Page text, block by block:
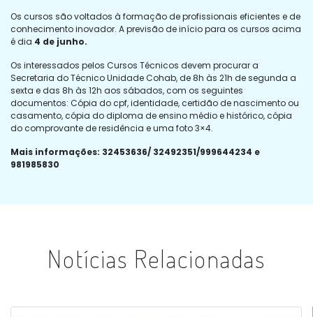
Os cursos são voltados à formação de profissionais eficientes e de
conhecimento inovador. A previsão de início para os cursos acima
é dia 4 de junho.
Os interessados pelos Cursos Técnicos devem procurar a
Secretaria do Técnico Unidade Cohab, de 8h às 21h de segunda a
sexta e das 8h às 12h aos sábados, com os seguintes
documentos: Cópia do cpf, identidade, certidão de nascimento ou
casamento, cópia do diploma de ensino médio e histórico, cópia
do comprovante de residência e uma foto 3×4.
Mais informações: 32453636/ 32492351/999644234 e
981985830
Notícias Relacionadas